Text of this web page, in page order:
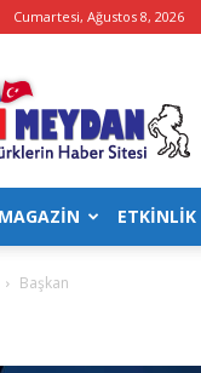
Cumartesi, Ağustos 8, 2026
MAGAZİN ETKİNLİK
Başkan